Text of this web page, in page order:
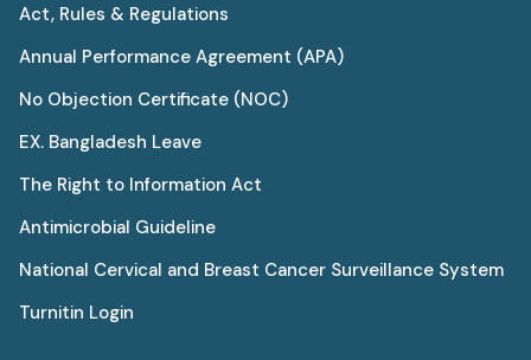
Act, Rules & Regulations
Annual Performance Agreement (APA)
No Objection Certificate (NOC)
EX. Bangladesh Leave
The Right to Information Act
Antimicrobial Guideline
National Cervical and Breast Cancer Surveillance System
Turnitin Login